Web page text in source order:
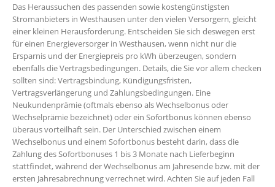
Das Heraussuchen des passenden sowie kostengünstigsten
Stromanbieters in Westhausen unter den vielen Versorgern, gleicht
einer kleinen Herausforderung. Entscheiden Sie sich deswegen erst
für einen Energieversorger in Westhausen, wenn nicht nur die
Ersparnis und der Energiepreis pro kWh überzeugen, sondern
ebenfalls die Vertragsbedingungen. Details, die Sie vor allem checken
sollten sind: Vertragsbindung, Kündigungsfristen,
Vertragsverlängerung und Zahlungsbedingungen. Eine
Neukundenprämie (oftmals ebenso als Wechselbonus oder
Wechselprämie bezeichnet) oder ein Sofortbonus können ebenso
überaus vorteilhaft sein. Der Unterschied zwischen einem
Wechselbonus und einem Sofortbonus besteht darin, dass die
Zahlung des Sofortbonuses 1 bis 3 Monate nach Lieferbeginn
stattfindet, während der Wechselbonus am Jahresende bzw. mit der
ersten Jahresabrechnung verrechnet wird. Achten Sie auf jeden Fall